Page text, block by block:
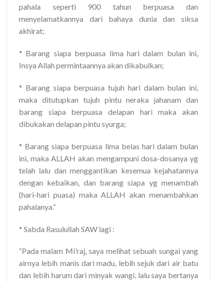
pahala seperti 900 tahun berpuasa dan
menyelamatkannya dari bahaya dunia dan siksa
akhirat;
* Barang siapa berpuasa lima hari dalam bulan ini,
Insya Allah permintaannya akan dikabulkan;
* Barang siapa berpuasa tujuh hari dalam bulan ini,
maka ditutupkan tujuh pintu neraka jahanam dan
barang siapa berpuasa delapan hari maka akan
dibukakan delapan pintu syurga;
* Barang siapa berpuasa lima belas hari dalam bulan
ini, maka ALLAH akan mengampuni dosa-dosanya yg
telah lalu dan menggantikan kesemua kejahatannya
dengan kebaikan, dan barang siapa yg menambah
(hari-hari puasa) maka ALLAH akan menambahkan
pahalanya.”
* Sabda Rasulullah SAW lagi :
“Pada malam Mi’raj, saya melihat sebuah sungai yang
airnya lebih manis dari madu, lebih sejuk dari air batu
dan lebih harum dari minyak wangi, lalu saya bertanya